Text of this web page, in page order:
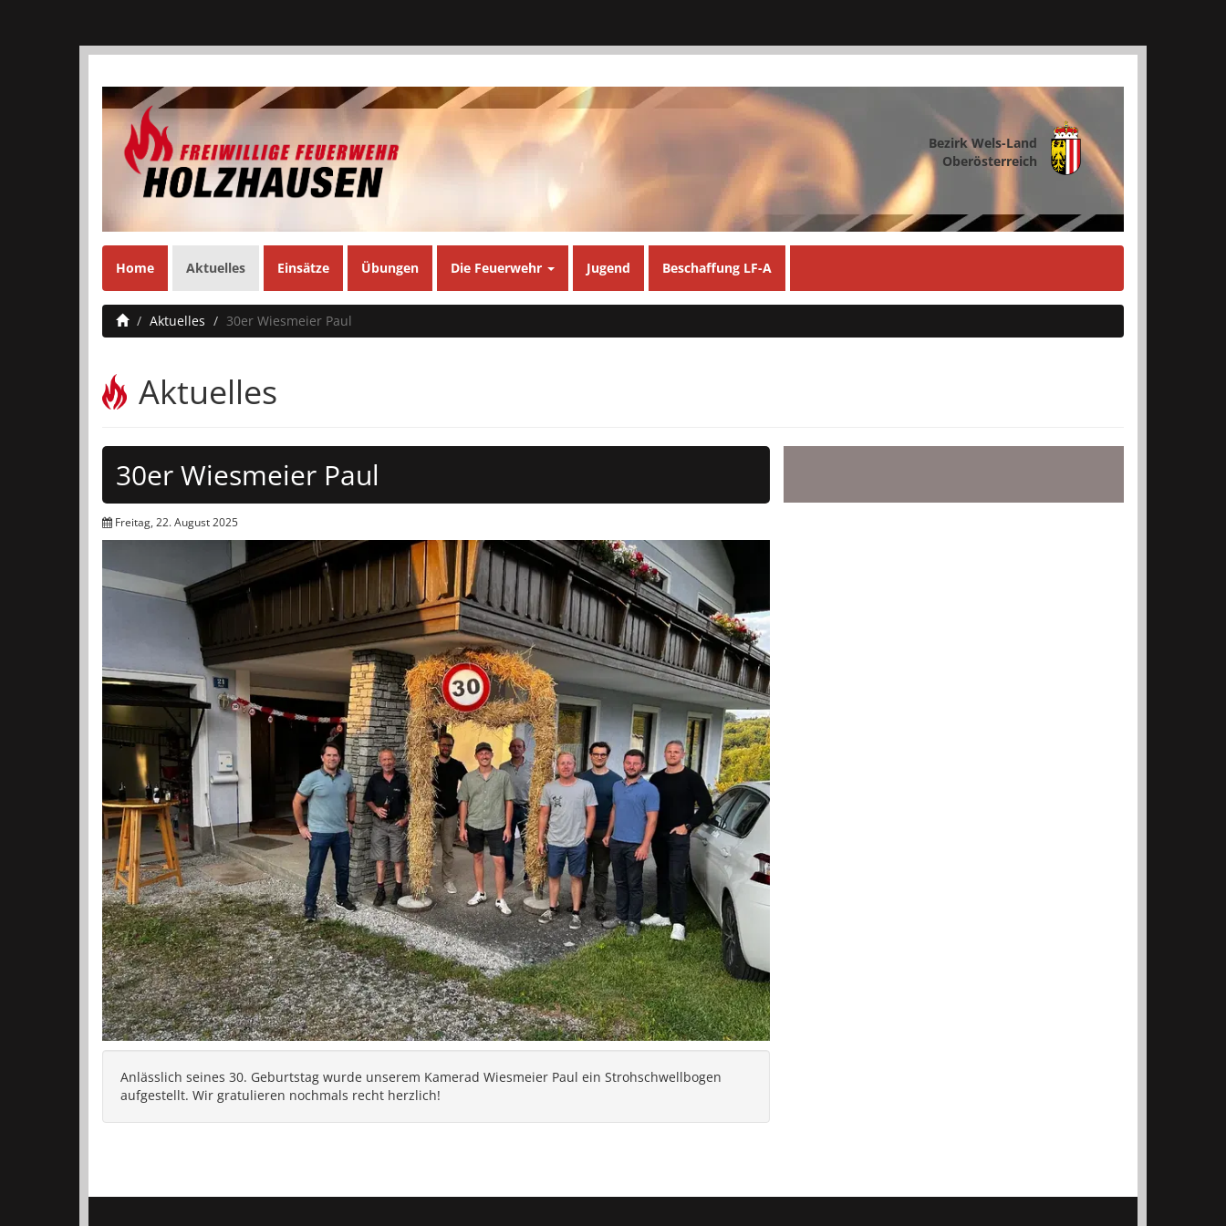
Bezirk Wels-Land
Oberösterreich
Home Aktuelles Einsätze Übungen Die Feuerwehr Jugend Beschaffung LF-A
Aktuelles 30er Wiesmeier Paul
Aktuelles
30er Wiesmeier Paul
Freitag, 22. August 2025
Anlässlich seines 30. Geburtstag wurde unserem Kamerad Wiesmeier Paul ein Strohschwellbogen
aufgestellt. Wir gratulieren nochmals recht herzlich!